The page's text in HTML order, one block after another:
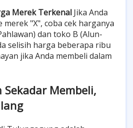
Merek Terkenal Jika Anda
merek "X", coba cek harganya
dan toko B (Alun-
selisih harga beberapa ribu
jika Anda membeli dalam
Sekadar Membeli,